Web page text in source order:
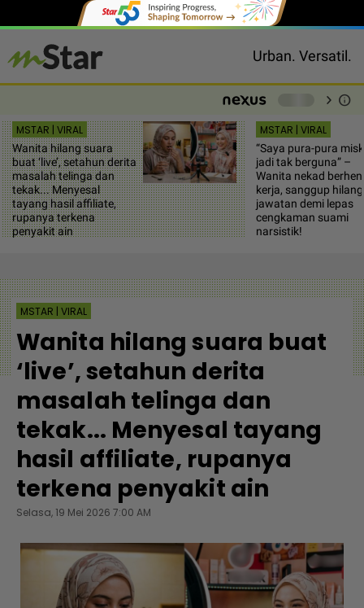
Urban. Versatil.
chevron_right info
MSTAR | VIRAL
Wanita hilang suara
buat ‘live’, setahun derita
masalah telinga dan
tekak... Menyesal
tayang hasil affiliate,
rupanya terkena
penyakit ain
MSTAR | VIRAL
“Saya pura-pura
jadi tak berguna” –
Wanita nekad
kerja, sanggup hilang
jawatan demi lepas
cengkaman suami
narsistik!
MSTAR | VIRAL
Wanita hilang suara buat
‘live’, setahun derita
masalah telinga dan
tekak... Menyesal tayang
hasil affiliate, rupanya
terkena penyakit ain
Selasa, 19 Mei 2026 7:00 AM